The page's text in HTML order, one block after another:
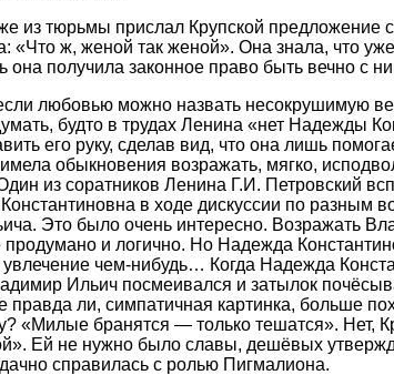
из тюрьмы прислал Крупской предложение
«Что ж, женой так женой». Она знала, что
она получила законное право быть вечно с
любовью можно назвать несокрушимую
будто в трудах Ленина «нет Надежды
его руку, сделав вид, что она лишь
обыкновения возражать, мягко,
из соратников Ленина Г.И. Петровский
в ходе дискуссии по разным
Это было очень интересно. Возражать
продумано и логично. Но Надежда
увлечение чем-нибудь… Когда Надежда
Ильич посмеивался и затылок
правда ли, симпатичная картинка, больше
«Милые бранятся — только тешатся». Нет,
Ей не нужно было славы, дешёвых
справилась с ролью Пигмалиона.